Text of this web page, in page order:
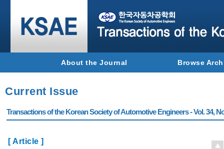
About the Journal Browse
Current Issue
Transactions of the Korean Society of Automotive Engineers - Vol. 34,
[ Article ]